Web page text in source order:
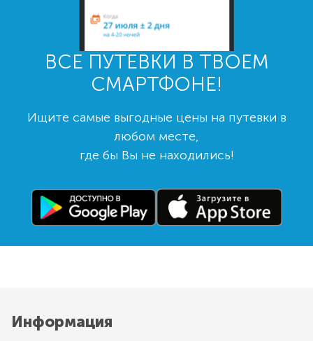
ВСЕ ПУТЕВКИ В ТВОЕМ
СМАРТФОНЕ!
Ищите самые выгодные цены на путевки в
любом месте,
где бы Вы не находились!
Информация